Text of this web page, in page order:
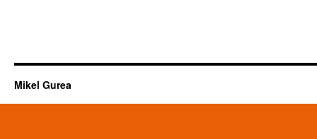
Mikel Gurea